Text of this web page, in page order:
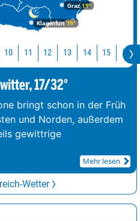
Graz19°
Klagenfurt 19°
10 11 12 13 14 15 16
17/32°
bringt schon in der Früh
und Norden, außerdem
gewittrige
Mehr lesen
Wetter